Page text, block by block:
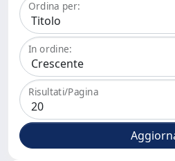
Ordina per:
In ordine:
Risultati/Pagina